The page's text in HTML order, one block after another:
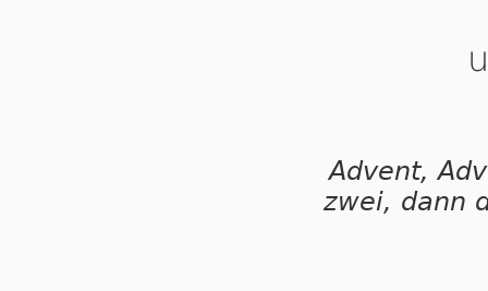
Advent,
zwei, dann